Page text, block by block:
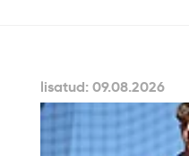
lisatud: 09.08.2026